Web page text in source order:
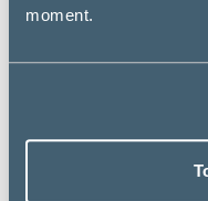
moment.